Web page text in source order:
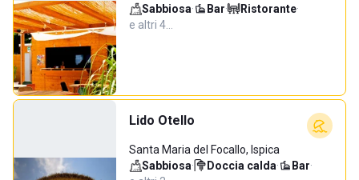
Sabbiosa· Bar· Ristorante·
e altri 4…
Lido Otello
Santa Maria del Focallo, Ispica
Sabbiosa· Doccia calda· Bar·